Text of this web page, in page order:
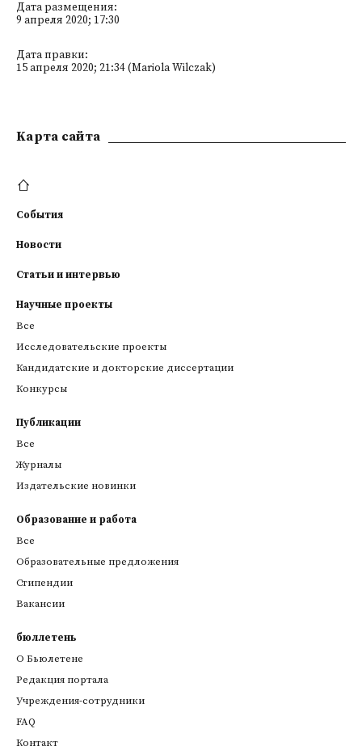
Дата размещения:
9 апреля 2020; 17:30
Дата правки:
15 апреля 2020; 21:34 (Mariola Wilczak)
Kарта сайта
События
Новости
Статьи и интервью
Научные проекты
Все
Исследовательские проекты
Кандидатские и докторские диссертации
Конкурсы
Публикации
Все
Журналы
Издательские новинки
Образование и работа
Все
Образовательные предложения
Стипендии
Вакансии
бюллетень
О Бьюлетене
Редакция портала
Учреждения-сотрудники
FAQ
Контакт